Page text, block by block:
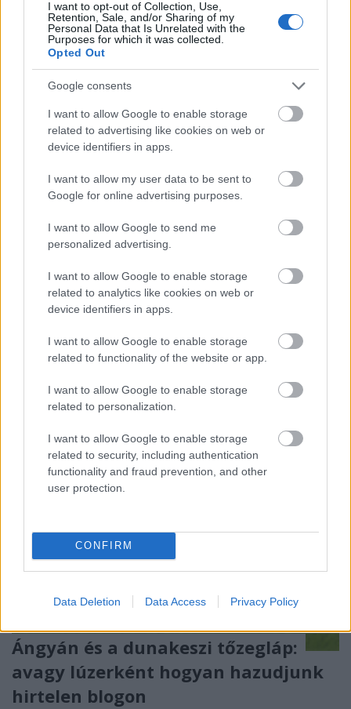
I want to opt-out of Collection, Use,
Retention, Sale, and/or Sharing of my
Personal Data that Is Unrelated with the
Purposes for which it was collected.
Opted Out
Google consents
I want to allow Google to enable storage
related to advertising like cookies on web or
device identifiers in apps.
I want to allow my user data to be sent to
Google for online advertising purposes.
I want to allow Google to send me
personalized advertising.
I want to allow Google to enable storage
related to analytics like cookies on web or
device identifiers in apps.
I want to allow Google to enable storage
related to functionality of the website or app.
I want to allow Google to enable storage
related to personalization.
I want to allow Google to enable storage
related to security, including authentication
functionality and fraud prevention, and other
user protection.
CONFIRM
Data Deletion Data Access Privacy Policy
Ángyán és a dunakeszi tőzegláp:
avagy lúzerként hogyan hazudjunk
hirtelen blogon